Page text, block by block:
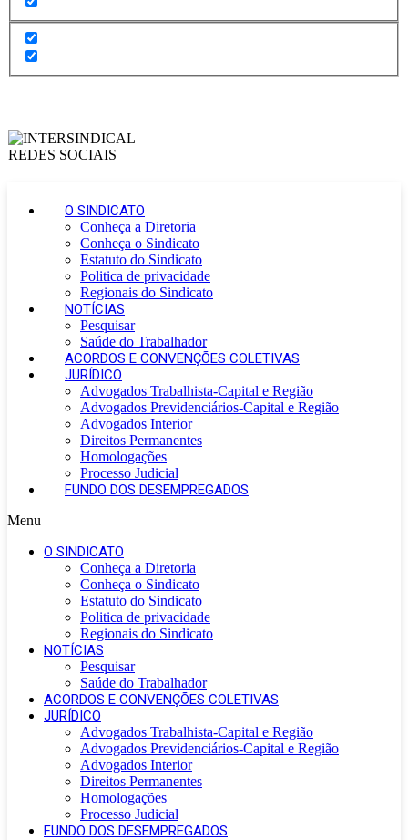
O SINDICATO
Conheça a Diretoria
Conheça o Sindicato
Estatuto do Sindicato
Politica de privacidade
Regionais do Sindicato
NOTÍCIAS
Pesquisar
Saúde do Trabalhador
ACORDOS E CONVENÇÕES COLETIVAS
JURÍDICO
Advogados Trabalhista-Capital e Região
Advogados Previdenciários-Capital e Região
Advogados Interior
Direitos Permanentes
Homologações
Processo Judicial
FUNDO DOS DESEMPREGADOS
Menu
O SINDICATO
Conheça a Diretoria
Conheça o Sindicato
Estatuto do Sindicato
Politica de privacidade
Regionais do Sindicato
NOTÍCIAS
Pesquisar
Saúde do Trabalhador
ACORDOS E CONVENÇÕES COLETIVAS
JURÍDICO
Advogados Trabalhista-Capital e Região
Advogados Previdenciários-Capital e Região
Advogados Interior
Direitos Permanentes
Homologações
Processo Judicial
FUNDO DOS DESEMPREGADOS